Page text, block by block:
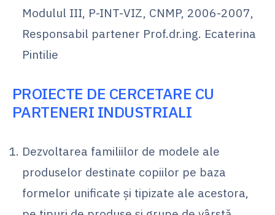
Modulul III, P-INT-VIZ, CNMP, 2006-2007,
Responsabil partener Prof.dr.ing. Ecaterina
Pintilie
PROIECTE DE CERCETARE CU
PARTENERI INDUSTRIALI
Dezvoltarea familiilor de modele ale
produselor destinate copiilor pe baza
formelor unificate și tipizate ale acestora,